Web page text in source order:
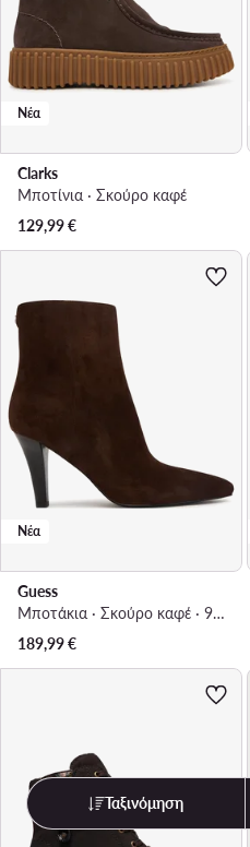
Νέα
Clarks
Μποτίνια · Σκούρο καφέ
129,99€
Νέα
Guess
Μποτάκια · Σκούρο καφέ · 9 cm
189,99€
Ταξινόμηση